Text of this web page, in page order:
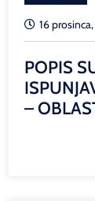
16
POPIS
–